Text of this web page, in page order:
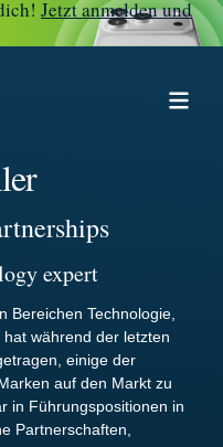
Jetzt anmelden und
expert
Bereichen Technologie,
während der letzten
einige der
auf den Markt zu
in Führungspositionen in
Partnerschaften,